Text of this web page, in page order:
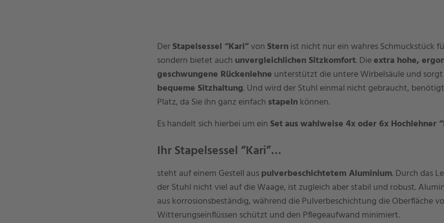
DerStapelsessel “Kari”von Sternist nicht nur ein wahres Schmuckstück
sondern bietet auch unvergleichlichen Sitzkomfort. Dieextra hohe,
geschwungene Rückenlehne unterstützt die untere Wirbelsäule und
bequeme Sitzhaltung. Und wird der Stuhl einmal nicht gebraucht,
Platz, da Sie ihn ganz einfach stapelnkönnen.
Es handelt sich hierbei um ein Setauswahlweise 4x oder 6x Hochlehner
Ihr Stapelsessel “Kari”…
steht auf einem Gestell auspulverbeschichtetem Aluminium. Durch das
der Stuhl nicht viel auf die Waage, ist zugleich aber stabil und robust.
aus korrosionsbeständig, während die Pulverbeschichtung die Oberfläche
Witterungseinflüssen schützt und den Pflegeaufwand minimiert.